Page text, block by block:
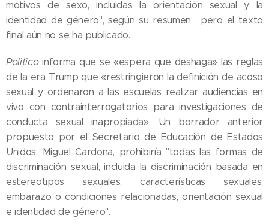
motivos de sexo, incluidas la orientación sexual y la
identidad de género", según su resumen , pero el texto
final aún no se ha publicado.
Politicoinforma que se «espera que deshaga» las reglas
de la era Trump que «restringieron la definición de acoso
sexual y ordenaron a las escuelas realizar audiencias en
vivo con contrainterrogatorios para investigaciones de
conducta sexual inapropiada». Un borrador anterior
propuesto por el Secretario de Educación de Estados
Unidos, Miguel Cardona, prohibiría "todas las formas de
discriminación sexual, incluida la discriminación basada en
estereotipos sexuales, características sexuales,
embarazo o condiciones relacionadas, orientación sexual
e identidad de género".